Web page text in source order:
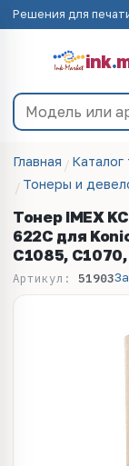
Решения для
ink.
Главная
Каталог
Тонеры и
Тонер IMEX
622C для
C1085,
Артикул: 51903